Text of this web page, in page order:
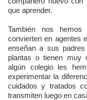
que aprender.
También nos
convierten en agentes
enseñan a sus
plantas o tienen muy
algún colegio les
experimentar la
cuidados y tratados
transmiten luego en